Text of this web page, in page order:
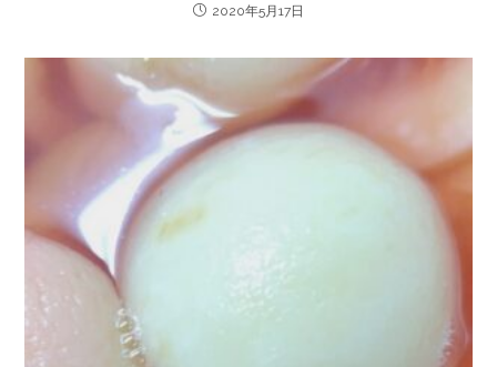
2020年5月17日